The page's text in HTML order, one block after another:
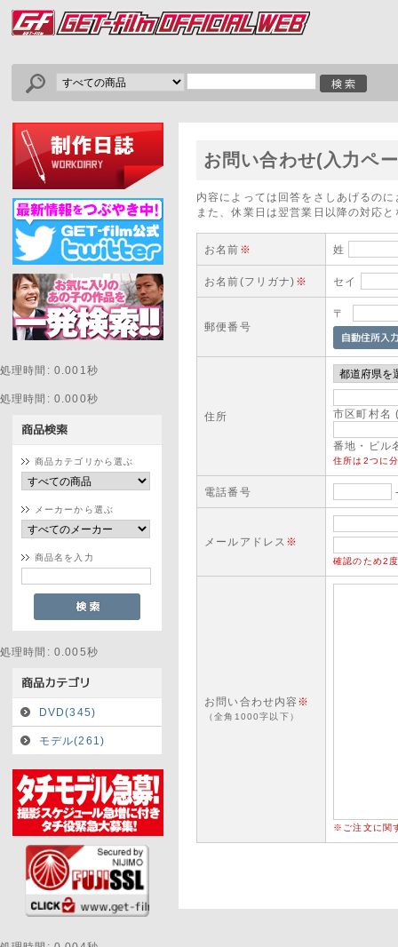
処理時間: 0.001秒
処理時間: 0.000秒
商品カテゴリから選ぶ
メーカーから選ぶ
商品名を入力
処理時間: 0.005秒
DVD(345)
モデル(261)
お問い合わせ(入力ペ
内容によっては回答をさしあげるの
また、休業日は翌営業日以降の対応
お名前 ※ 姓
お名前(フリガナ) ※ セイ
郵便番号
〒
住所 市区町村名
番地・ビル
住所は2つに
電話番号
メールアドレス ※
確認のため2
お問い合わせ内容 ※
（全角1000字以下）
※ご注文に関